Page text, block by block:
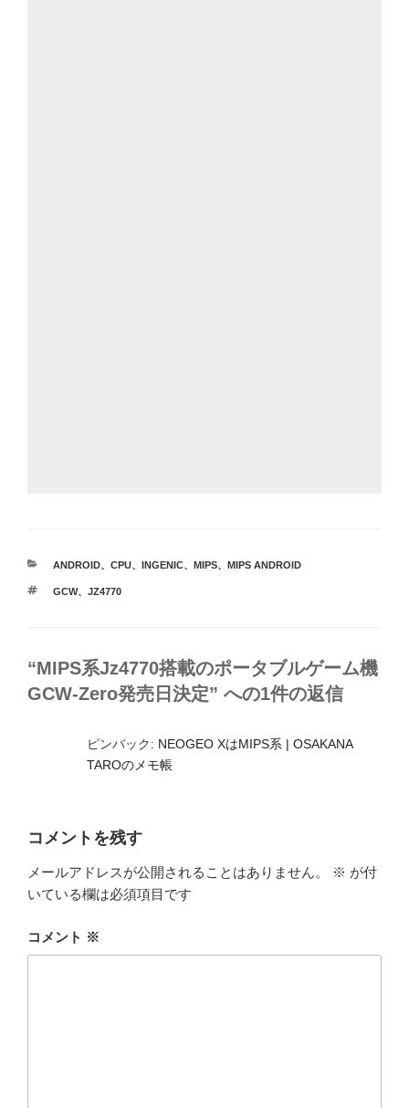
カ
ゴ
ANDROID、 CPU、 INGENIC、 MIPS、 MIPS ANDROID
タ
GCW、 JZ4770
“MIPS系Jz4770搭載のポータブルゲーム機
GCW-Zero発売日決定” への1件の返信
ピンバック: NEOGEO XはMIPS系 | OSAKANA
TAROのメモ帳
コメントを残す
メールアドレスが公開されることはありません。 ※ が付
いている欄は必須項目です
コメント ※